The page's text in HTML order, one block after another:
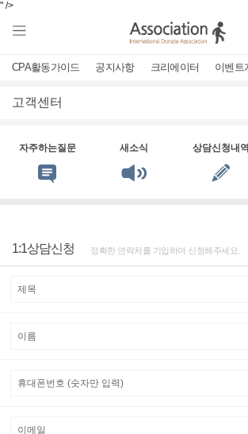
" />
CPA활동가이드 공지사항 크리에이터 이벤트
고객센터
자주하는질문 새소식 상담신청내역
1:1상담신청 정확한 연락처를 기입하여 신청해주세요.